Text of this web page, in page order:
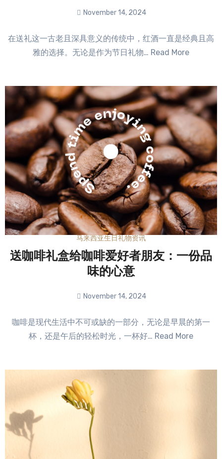
November 14, 2024
Comments
在送礼这一古老且深具意义的传统中，红酒一直是经典且高
雅的选择。无论是作为节日礼物… Read More
马来西亚生日礼物资讯
送咖啡礼盒给咖啡爱好者朋友：一份品
味的心意
November 14, 2024
Comments
咖啡是现代生活中不可或缺的一部分，无论是早晨的第一
杯，还是午后的轻松时光，一杯好… Read More